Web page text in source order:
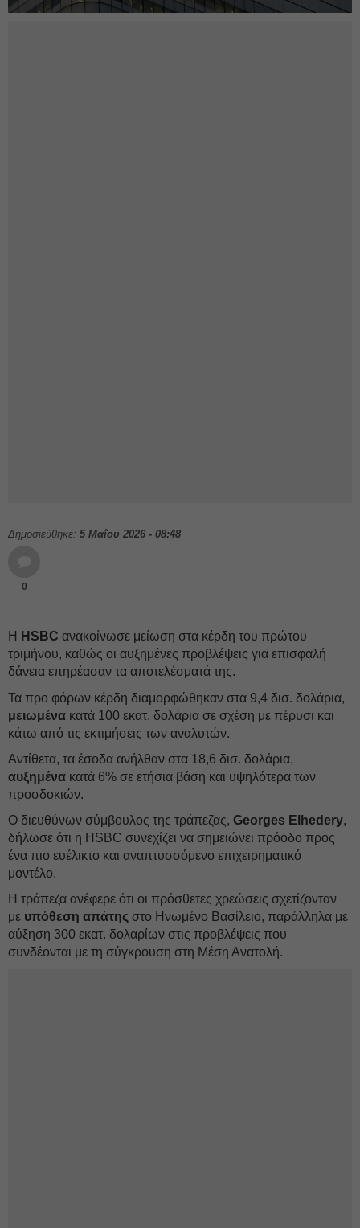
Δημοσιεύθηκε: 5 Μαΐου 2026 - 08:48
0
Η HSBC ανακοίνωσε μείωση στα κέρδη του πρώτου
τριμήνου, καθώς οι αυξημένες προβλέψεις για επισφαλή
δάνεια επηρέασαν τα αποτελέσματά της.
Τα προ φόρων κέρδη διαμορφώθηκαν στα 9,4 δισ. δολάρια,
μειωμένα κατά 100 εκατ. δολάρια σε σχέση με πέρυσι και
κάτω από τις εκτιμήσεις των αναλυτών.
Αντίθετα, τα έσοδα ανήλθαν στα 18,6 δισ. δολάρια,
αυξημένα κατά 6% σε ετήσια βάση και υψηλότερα των
προσδοκιών.
Ο διευθύνων σύμβουλος της τράπεζας, Georges Elhedery,
δήλωσε ότι η HSBC συνεχίζει να σημειώνει πρόοδο προς
ένα πιο ευέλικτο και αναπτυσσόμενο επιχειρηματικό
μοντέλο.
Η τράπεζα ανέφερε ότι οι πρόσθετες χρεώσεις σχετίζονταν
με υπόθεση απάτης στο Ηνωμένο Βασίλειο, παράλληλα με
αύξηση 300 εκατ. δολαρίων στις προβλέψεις που
συνδέονται με τη σύγκρουση στη Μέση Ανατολή.